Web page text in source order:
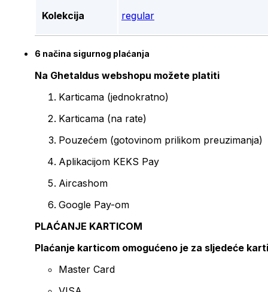
Kolekcija regular
6 načina sigurnog plaćanja
Na Ghetaldus webshopu možete platiti
Karticama (jednokratno)
Karticama (na rate)
Pouzećem (gotovinom prilikom preuzimanja)
Aplikacijom KEKS Pay
Aircashom
Google Pay-om
PLAĆANJE KARTICOM
Plaćanje karticom omogućeno je za sljedeće
Master Card